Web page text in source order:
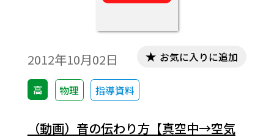
2012年10月02日
高 物理 指導資料
お気に入りに追加
（動画）音の伝わり方【真空中→空気